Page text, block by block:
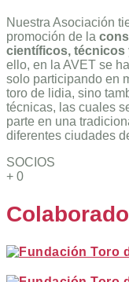
Nuestra Asociación
promoción de la
científicos, técnicos
ello, en la AVET se
solo participando en
toro de lidia, sino
técnicas, las cuales
parte en una
diferentes ciudades
SOCIOS
+ 0